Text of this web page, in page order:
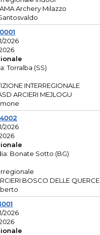
Archery Milazzo
2026
Torralba (SS)
INTERREGIONALE
ARCIERI MEJLOGU
2026
Bonate Sotto (BG)
BOSCO DELLE QUERCE
2026